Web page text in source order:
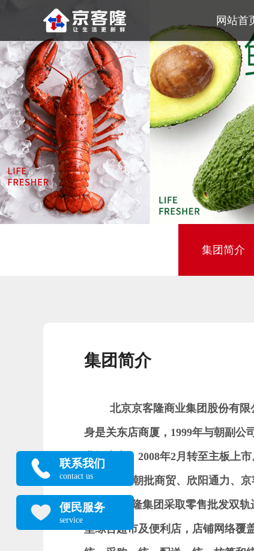
网站首
集团简介
集团简介
北京京客隆商业集团股份有限
身是关东店商厦， 1999年与朝副公
业板上市， 2008年2月转至主板上
2%
。下设朝批商贸、欣阳通力、
京客隆集团采取零售批发双
型综合超市及便利店，店铺网络覆
联系我们
contact us
便民服务
service